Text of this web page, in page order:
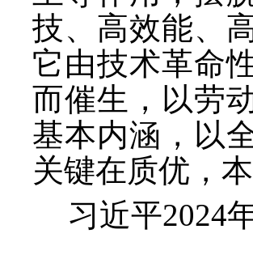
技、高效能、
它由技术革命
而催生，以劳
基本内涵，以
关键在质优，
习近平2024